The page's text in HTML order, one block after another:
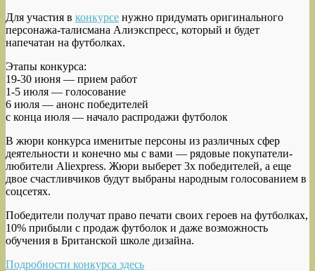
Для участия в конкурсе нужно придумать оригинального
персонажа-талисмана Алиэкспресс, который и будет
напечатан на футболках.
Этапы конкурса:
19-30 июня — прием работ
1-5 июля — голосование
6 июля — анонс победителей
с конца июля — начало распродажи футболок
В жюри конкурса именитые персоны из различных сфер
деятельности и конечно мы с вами — рядовые покупатели-
любители Aliexpress. Жюри выберет 3х победителей, а еще
двое счастливчиков будут выбраны народным голосованием в
соцсетях.
Победители получат право печати своих героев на футболках,
10% прибыли с продаж футболок и даже возможность
обучения в Британской школе дизайна.
Подробности конкурса здесь